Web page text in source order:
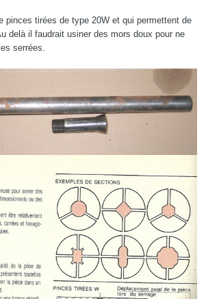
pinces tirées de type 20W et qui permettent de
delà il faudrait usiner des mors doux pour ne
serrées.